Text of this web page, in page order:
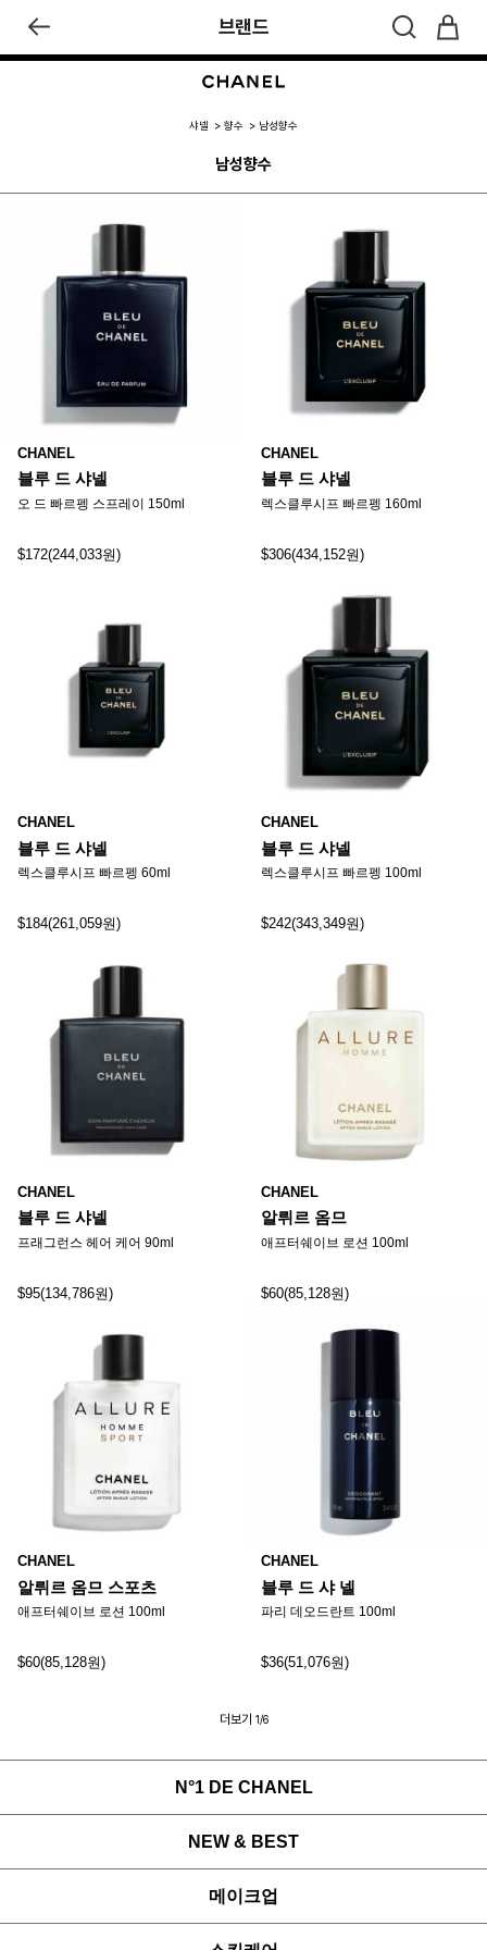
브랜드
샤넬 향수 남성향수
남성향수
CHANEL
블루 드 샤넬
오 드 빠르펭 스프레이 150ml
$172(244,033원)
CHANEL
블루 드 샤넬
렉스클루시프 빠르펭 160ml
$306(434,152원)
CHANEL
블루 드 샤넬
렉스클루시프 빠르펭 60ml
$184(261,059원)
CHANEL
블루 드 샤넬
렉스클루시프 빠르펭 100ml
$242(343,349원)
CHANEL
블루 드 샤넬
프래그런스 헤어 케어 90ml
$95(134,786원)
CHANEL
알뤼르 옴므
애프터쉐이브 로션 100ml
$60(85,128원)
CHANEL
알뤼르 옴므 스포츠
애프터쉐이브 로션 100ml
$60(85,128원)
CHANEL
블루 드 샤 넬
파리 데오드란트 100ml
$36(51,076원)
더보기 1/6
N°1 DE CHANEL
NEW & BEST
메이크업